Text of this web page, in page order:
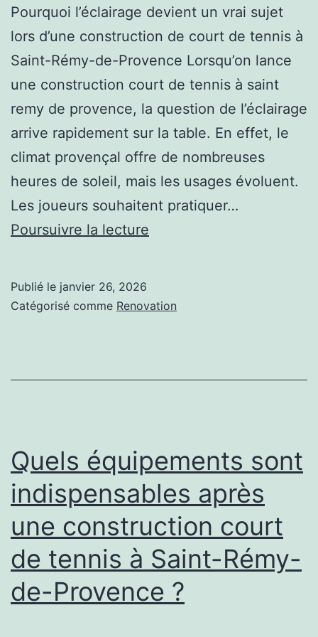
Pourquoi l’éclairage devient un vrai sujet
lors d’une construction de court de tennis à
Saint-Rémy-de-Provence Lorsqu’on lance
une construction court de tennis à saint
remy de provence, la question de l’éclairage
arrive rapidement sur la table. En effet, le
climat provençal offre de nombreuses
heures de soleil, mais les usages évoluent.
Les joueurs souhaitent pratiquer…
Poursuivre la lecture
recommandé
à
Saint-
Rémy-
de-
Provence
?
Publié le janvier 26, 2026
Catégorisé comme Renovation
Quels équipements sont
indispensables après
une construction court
de tennis à Saint-Rémy-
de-Provence ?